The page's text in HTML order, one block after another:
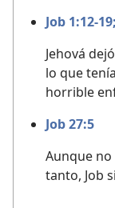
Job 1:12-19;
Jehová
lo que
horrible
Job 27:5
Aunque
tanto, Job